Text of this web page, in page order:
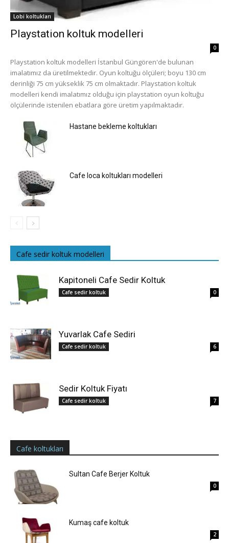
Lobi koltukları
Playstation koltuk modelleri
0
Playstation koltuk modelleri İstanbul Güngören'de bulunan
imalatımız da üretilmektedir. Oyun koltuğu ölçüleri; boyu 130 cm
derinliği 75 cm yükseklik 75 cm olmaktadır. Playstation koltuk
modelleri kendi imalatımız olduğu için playstation oyun koltuğu
ölçülerinde istenilen ebatlara göre üretim yapılmaktadır.
Hastane bekleme koltukları
Cafe loca koltukları modelleri
Cafe sedir koltuk modelleri
Kapitoneli Cafe Sedir Koltuk
Cafe sedir koltuk 0
Yuvarlak Cafe Sediri
Cafe sedir koltuk 6
Sedir Koltuk Fiyatı
Cafe sedir koltuk 7
Cafe koltukları
Sultan Cafe Berjer Koltuk
0
Kumaş cafe koltuk
2